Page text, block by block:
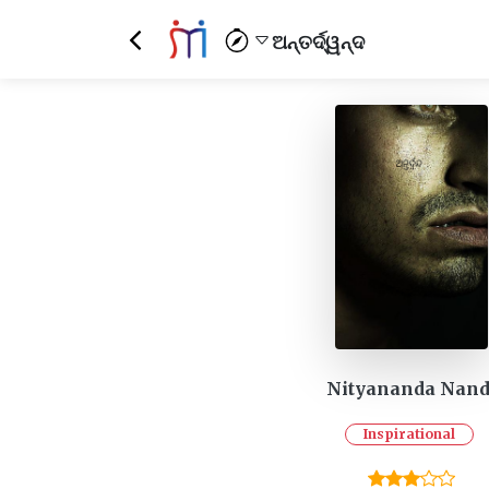
ଅନ୍ତର୍ଦ୍ୱନ୍ଦ
Nityananda
Inspirational